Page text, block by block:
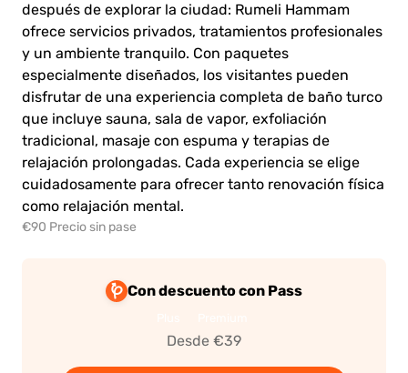
después de explorar la ciudad: Rumeli Hammam
ofrece servicios privados, tratamientos profesionales
y un ambiente tranquilo. Con paquetes
especialmente diseñados, los visitantes pueden
disfrutar de una experiencia completa de baño turco
que incluye sauna, sala de vapor, exfoliación
tradicional, masaje con espuma y terapias de
relajación prolongadas. Cada experiencia se elige
cuidadosamente para ofrecer tanto renovación física
como relajación mental.
€90 Precio sin pase
Con descuento con Pass
Desde €39